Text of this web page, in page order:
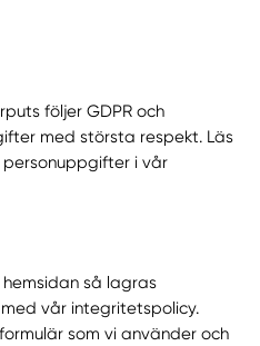
följer GDPR och
med största respekt. Läs
personuppgifter i vår
så lagras
vår integritetspolicy.
som vi använder och